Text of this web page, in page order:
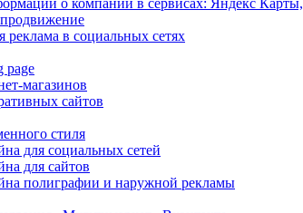
о компании в сервисах: Яндекс Карты,
реклама в социальных сетях
page
магазинов
сайтов
стиля
для социальных сетей
для сайтов
полиграфии и наружной рекламы